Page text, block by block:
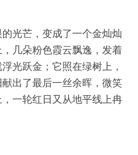
光芒，变成了一个金灿灿
几朵粉色霞云飘逸，发着
光跃金；它照在绿树上，
出了最后一丝余晖，微笑
一轮红日又从地平线上冉